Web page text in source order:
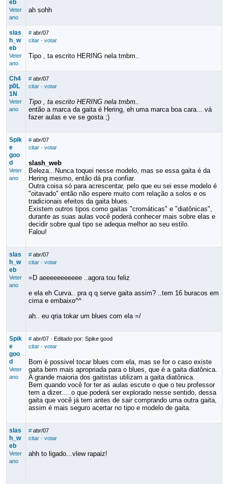
eb
Veter
ano
ah sohh
slas
h_w
eb
Veter
ano
# abr/07
citar· votar
Tipo , ta escrito HERING nela tmbm..
Ch4
p0L
1N
Veter
ano
# abr/07
citar· votar
Tipo , ta escrito HERING nela tmbm..
então a marca da gaita é Hering, eh uma marca boa cara... vá
fazer aulas e ve se gosta ;)
Spik
e
goo
d
Veter
ano
# abr/07
citar· votar
slash_web
Beleza...Nunca toquei nesse modelo, mas se essa gaita é da
Hering mesmo, então dá pra confiar.
Outra coisa só para acrescentar, pelo que eu sei esse modelo é
"oitavado" então não espere muito com relação a solos e os
tradicionais efeitos da gaita blues.
Existem outros tipos como gaitas "cromáticas" e "diatônicas",
durante as suas aulas você poderá conhecer mais sobre elas e
decidir sobre qual tipo se adequa melhor ao seu estilo.
Falou!
slas
h_w
eb
Veter
ano
# abr/07
citar· votar
=D aeeeeeeeeeee ..agora tou feliz
e ela eh Curva.. pra q q serve gaita assim? ..tem 16 buracos em
cima e embaixo^^
ah.. eu qria tokar um blues com ela =/
Spik
e
goo
d
Veter
ano
# abr/07· Editado por: Spike good
citar· votar
Bom é possivel tocar blues com ela, mas se for o caso existe
gaita bem mais apropriada para o blues, que é a gaita diatônica.
A grande maioria dos gaitistas utilizam a gaita diatônica.
Bem quando você for ter as aulas escute o que o teu professor
tem a dizer.....o que poderá ser explorado nesse sentido, dessa
gaita que você já tem antes de sair comprando uma outra gaita,
assim é mais seguro acertar no tipo e modelo de gaita.
slas
h_w
eb
Veter
ano
# abr/07
citar· votar
ahh to ligado...vlew rapaiz!